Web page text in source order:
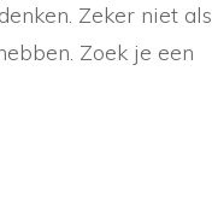
Zeker niet als
Zoek je een